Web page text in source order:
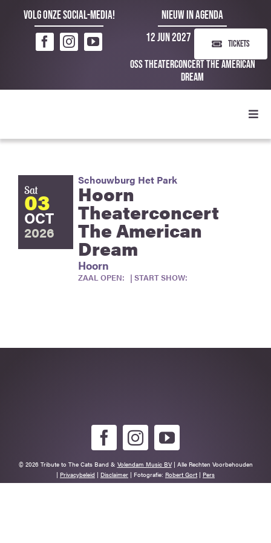
Volg onze social-media!
NIEUW IN AGENDA
12 Jun 2027
TICKETS
Oss Theaterconcert The American
Dream
Sat
03
OCT
2026
Schouwburg Het Park
Hoorn
Theaterconcert
The American
Dream
Hoorn
ZAAL OPEN: | START SHOW:
© 2026 Tribute to The Cats Band & Volendam Music BV| Alle Rechten Voorbehouden
| Privacybeleid | Disclaimer | Fotografie: Robert Gort | Pers